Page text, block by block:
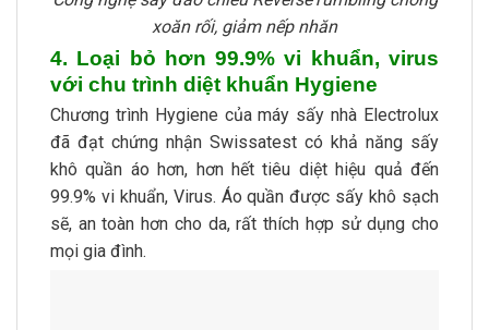
xoăn rối, giảm nếp nhăn
4. Loại bỏ hơn 99.9% vi khuẩn, virus
với chu trình diệt khuẩn Hygiene
Chương trình Hygiene của máy sấy nhà Electrolux
đã đạt chứng nhận Swissatest có khả năng sấy
khô quần áo hơn, hơn hết tiêu diệt hiệu quả đến
99.9% vi khuẩn, Virus. Áo quần được sấy khô sạch
sẽ, an toàn hơn cho da, rất thích hợp sử dụng cho
mọi gia đình.